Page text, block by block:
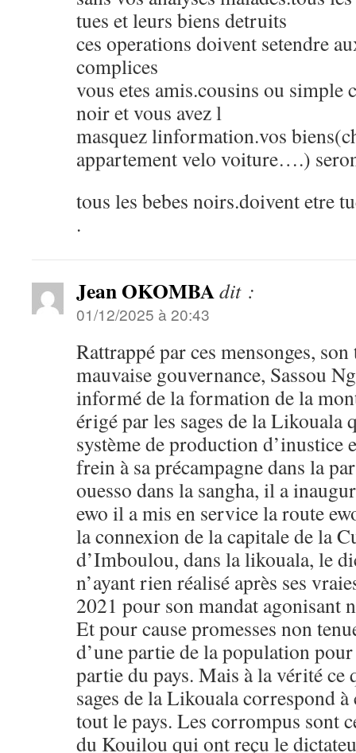
tues et leurs biens detruits
ces operations doivent setendre
complices
vous etes amis.cousins ou simple
noir et vous avez l
masquez linformation.vos
appartement velo voiture….)
tous les bebes noirs.doivent etre
.
Jean OKOMBAdit :
01/12/2025 à 20:43
Rattrappé par ces mensonges,
mauvaise gouvernance, Sassou
informé de la formation de la
érigé par les sages de la Likouala
système de production d’inustice
frein à sa précampagne dans la
ouesso dans la sangha, il a
ewo il a mis en service la route
la connexion de la capitale de la
d’Imboulou, dans la likouala, le
n’ayant rien réalisé après ses
2021 pour son mandat agonisant
Et pour cause promesses non
d’une partie de la population
partie du pays. Mais à la vérité ce
sages de la Likouala correspond à
tout le pays. Les corrompus sont
du Kouilou qui ont reçu le